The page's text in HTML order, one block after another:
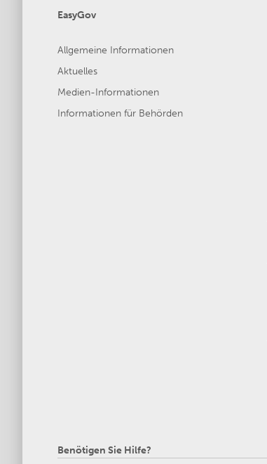
EasyGov
Allgemeine Informationen
Aktuelles
Medien-Informationen
Informationen für Behörden
Benötigen Sie Hilfe?